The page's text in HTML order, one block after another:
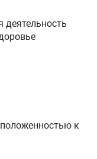
деятельность
к